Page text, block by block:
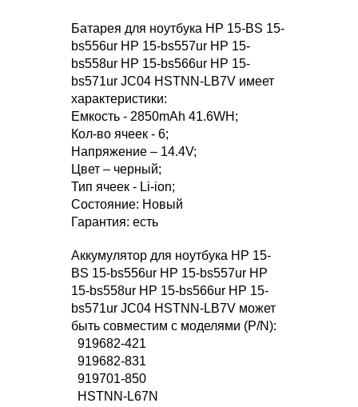
Батарея для ноутбука HP 15-BS 15-
bs556ur HP 15-bs557ur HP 15-
bs558ur HP 15-bs566ur HP 15-
bs571ur JC04 HSTNN-LB7V имеет
характеристики:
Емкость - 2850mAh 41.6WH;
Кол-во ячеек - 6;
Напряжение – 14.4V;
Цвет – черный;
Тип ячеек - Li-ion;
Состояние: Новый
Гарантия: есть
Аккумулятор для ноутбука HP 15-
BS 15-bs556ur HP 15-bs557ur HP
15-bs558ur HP 15-bs566ur HP 15-
bs571ur JC04 HSTNN-LB7V может
быть совместим с моделями (P/N):
919682-421
919682-831
919701-850
HSTNN-L67N